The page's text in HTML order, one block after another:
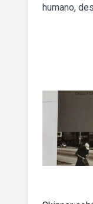
humano,